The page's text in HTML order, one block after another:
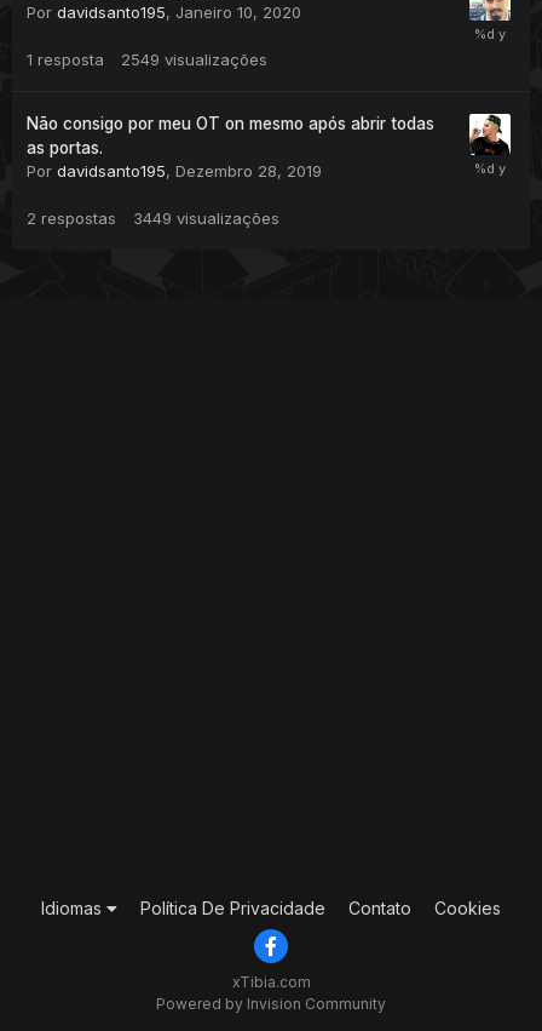
Por davidsanto195, Janeiro 10, 2020
1 resposta 2549 visualizações
Não consigo por meu OT on mesmo após abrir todas
as portas.
Por davidsanto195, Dezembro 28, 2019
2 respostas 3449 visualizações
Idiomas Política De Privacidade Contato Cookies
xTibia.com
Powered by Invision Community